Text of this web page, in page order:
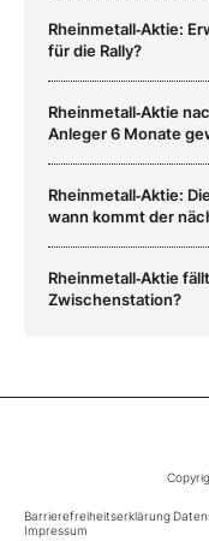
Rheinmetall‑Aktie:
für die Rally?
Rheinmetall‑Aktie
Anleger 6 Monate
Rheinmetall‑Aktie:
wann kommt der
Rheinmetall‑Aktie
Zwischenstation?
Barrierefreiheitserklärung
Impressum